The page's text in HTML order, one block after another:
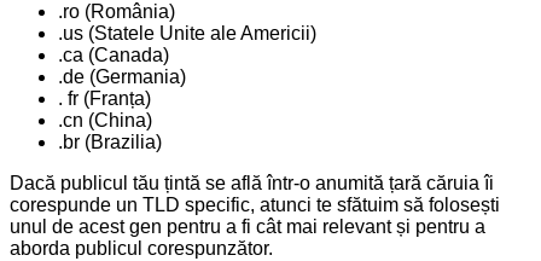
.ro (România)
.us (Statele Unite ale Americii)
.ca (Canada)
.de (Germania)
. fr (Franța)
.cn (China)
.br (Brazilia)
Dacă publicul tău țintă se află într-o anumită țară căruia îi
corespunde un TLD specific, atunci te sfătuim să folosești
unul de acest gen pentru a fi cât mai relevant și pentru a
aborda publicul corespunzător.